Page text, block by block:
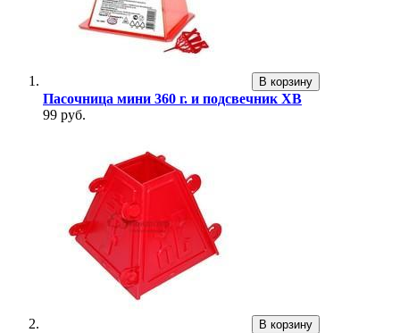
В корзину
Пасочница мини 360 г. и подсвечник ХВ
99 руб.
В корзину